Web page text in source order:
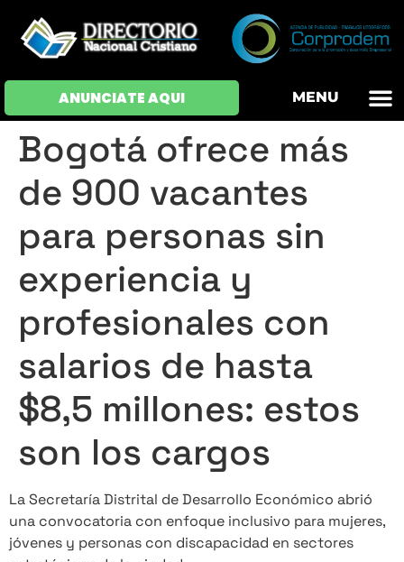
ANUNCIATE AQUI MENU
Bogotá ofrece más
de 900 vacantes
para personas sin
experiencia y
profesionales con
salarios de hasta
$8,5 millones: estos
son los cargos
La Secretaría Distrital de Desarrollo Económico abrió
una convocatoria con enfoque inclusivo para mujeres,
jóvenes y personas con discapacidad en sectores